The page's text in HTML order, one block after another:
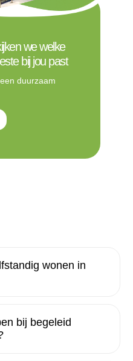
we welke
bij jou past
duurzaam
wonen in
bij begeleid